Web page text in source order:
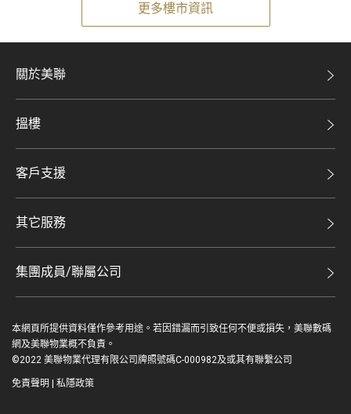
更多樓市資訊
關於美聯
美聯集團
集團動態
人才招募
網站地圖
搵樓
二手盤
買賣流程
客戶支援
自助放盤
豪宅分行
查詢熱線
聯絡我們
繳款方式
其它服務
豪宅資訊
美善會
集團成員/聯屬公司
鋑聯控股*
美聯工商舖*
本網頁所提供資料僅作參考用途。若因錯漏而引致任何不便或損失，美聯數碼
網及美聯物業概不負責。
©2022 美聯物業代理有限公司牌照號碼C-000982及或其有聯繫公司
免責聲明 私隱政策